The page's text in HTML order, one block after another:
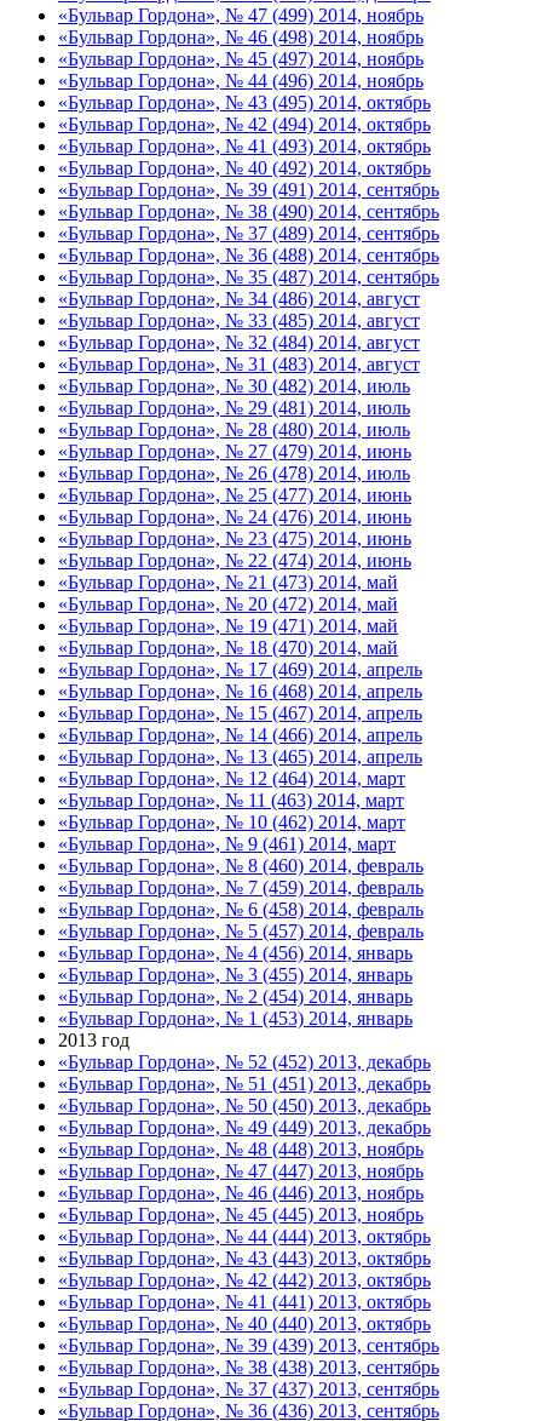
«Бульвар Гордона», № 47 (499) 2014, ноябрь
«Бульвар Гордона», № 46 (498) 2014, ноябрь
«Бульвар Гордона», № 45 (497) 2014, ноябрь
«Бульвар Гордона», № 44 (496) 2014, ноябрь
«Бульвар Гордона», № 43 (495) 2014, октябрь
«Бульвар Гордона», № 42 (494) 2014, октябрь
«Бульвар Гордона», № 41 (493) 2014, октябрь
«Бульвар Гордона», № 40 (492) 2014, октябрь
«Бульвар Гордона», № 39 (491) 2014, сентябрь
«Бульвар Гордона», № 38 (490) 2014, сентябрь
«Бульвар Гордона», № 37 (489) 2014, сентябрь
«Бульвар Гордона», № 36 (488) 2014, сентябрь
«Бульвар Гордона», № 35 (487) 2014, сентябрь
«Бульвар Гордона», № 34 (486) 2014, август
«Бульвар Гордона», № 33 (485) 2014, август
«Бульвар Гордона», № 32 (484) 2014, август
«Бульвар Гордона», № 31 (483) 2014, август
«Бульвар Гордона», № 30 (482) 2014, июль
«Бульвар Гордона», № 29 (481) 2014, июль
«Бульвар Гордона», № 28 (480) 2014, июль
«Бульвар Гордона», № 27 (479) 2014, июнь
«Бульвар Гордона», № 26 (478) 2014, июль
«Бульвар Гордона», № 25 (477) 2014, июнь
«Бульвар Гордона», № 24 (476) 2014, июнь
«Бульвар Гордона», № 23 (475) 2014, июнь
«Бульвар Гордона», № 22 (474) 2014, июнь
«Бульвар Гордона», № 21 (473) 2014, май
«Бульвар Гордона», № 20 (472) 2014, май
«Бульвар Гордона», № 19 (471) 2014, май
«Бульвар Гордона», № 18 (470) 2014, май
«Бульвар Гордона», № 17 (469) 2014, апрель
«Бульвар Гордона», № 16 (468) 2014, апрель
«Бульвар Гордона», № 15 (467) 2014, апрель
«Бульвар Гордона», № 14 (466) 2014, апрель
«Бульвар Гордона», № 13 (465) 2014, апрель
«Бульвар Гордона», № 12 (464) 2014, март
«Бульвар Гордона», № 11 (463) 2014, март
«Бульвар Гордона», № 10 (462) 2014, март
«Бульвар Гордона», № 9 (461) 2014, март
«Бульвар Гордона», № 8 (460) 2014, февраль
«Бульвар Гордона», № 7 (459) 2014, февраль
«Бульвар Гордона», № 6 (458) 2014, февраль
«Бульвар Гордона», № 5 (457) 2014, февраль
«Бульвар Гордона», № 4 (456) 2014, январь
«Бульвар Гордона», № 3 (455) 2014, январь
«Бульвар Гордона», № 2 (454) 2014, январь
«Бульвар Гордона», № 1 (453) 2014, январь
2013 год
«Бульвар Гордона», № 52 (452) 2013, декабрь
«Бульвар Гордона», № 51 (451) 2013, декабрь
«Бульвар Гордона», № 50 (450) 2013, декабрь
«Бульвар Гордона», № 49 (449) 2013, декабрь
«Бульвар Гордона», № 48 (448) 2013, ноябрь
«Бульвар Гордона», № 47 (447) 2013, ноябрь
«Бульвар Гордона», № 46 (446) 2013, ноябрь
«Бульвар Гордона», № 45 (445) 2013, ноябрь
«Бульвар Гордона», № 44 (444) 2013, октябрь
«Бульвар Гордона», № 43 (443) 2013, октябрь
«Бульвар Гордона», № 42 (442) 2013, октябрь
«Бульвар Гордона», № 41 (441) 2013, октябрь
«Бульвар Гордона», № 40 (440) 2013, октябрь
«Бульвар Гордона», № 39 (439) 2013, сентябрь
«Бульвар Гордона», № 38 (438) 2013, сентябрь
«Бульвар Гордона», № 37 (437) 2013, сентябрь
«Бульвар Гордона», № 36 (436) 2013, сентябрь